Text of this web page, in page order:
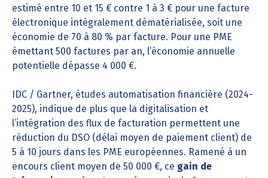
estimé entre 10 et 15 € contre 1 à 3 € pour une facture
électronique intégralement dématérialisée, soit une
économie de 70 à 80 % par facture. Pour une PME
émettant 500 factures par an, l’économie annuelle
potentielle dépasse 4 000 €.
IDC / Gartner, études automatisation financière (2024-
2025), indique de plus que la digitalisation et
l’intégration des flux de facturation permettent une
réduction du DSO (délai moyen de paiement client) de
5 à 10 jours dans les PME européennes. Ramené à un
encours client moyen de 50 000 €, ce gain de